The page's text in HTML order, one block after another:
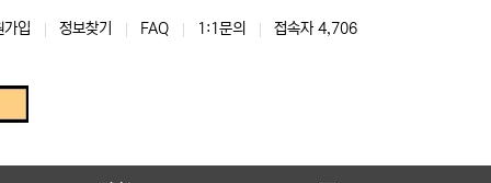
가입 정보찾기 FAQ 1:1문의 접속자 4,706